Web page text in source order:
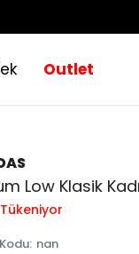
Outlet
Low Klasik
Tükeniyor
: nan